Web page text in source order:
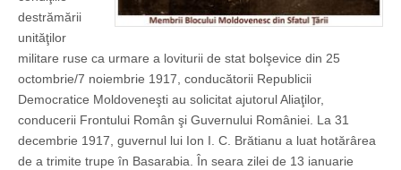
destrămării
unităţilor
militare ruse ca urmare a loviturii de stat bolşevice din 25
octombrie/7 noiembrie 1917, conducătorii Republicii
Democratice Moldoveneşti au solicitat ajutorul Aliaţilor,
conducerii Frontului Român şi Guvernului României. La 31
decembrie 1917, guvernul lui Ion I. C. Brătianu a luat hotărârea
de a trimite trupe în Basarabia. În seara zilei de 13 ianuarie